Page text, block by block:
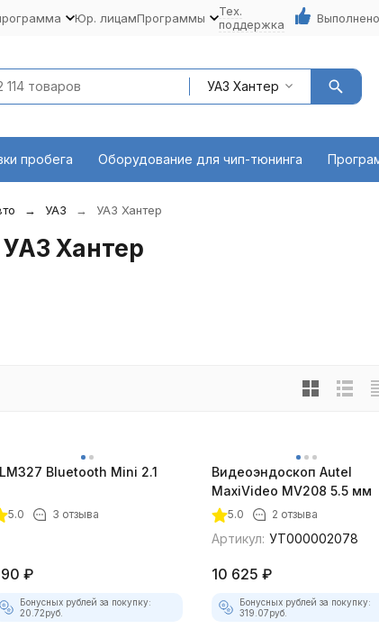
Юр. лицамПрограммы
Тех.
поддержка
УАЗ Хантер
пробега Оборудование для чип-тюнинга
УАЗ УАЗ Хантер
Хантер
Bluetooth Mini 2.1
5.0 3 отзыва
₽
Бонусных рублей за покупку:
20.72руб.
Видеоэндоскоп Autel
MaxiVideo MV208 5.5 мм
5.0 2 отзыва
Артикул: УТ000002078
10 625 ₽
Бонусных рублей за покупку:
319.07руб.